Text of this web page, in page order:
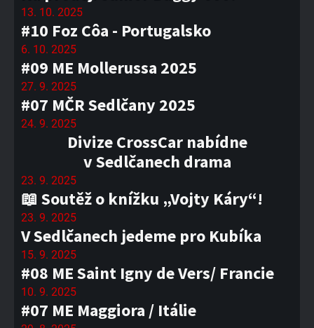
13. 10. 2025
#10 Foz Côa - Portugalsko
6. 10. 2025
#09 ME Mollerussa 2025
27. 9. 2025
#07 MČR Sedlčany 2025
24. 9. 2025
Divize CrossCar nabídne
v Sedlčanech drama
23. 9. 2025
📖 Soutěž o knížku „Vojty Káry“!
23. 9. 2025
V Sedlčanech jedeme pro Kubíka
15. 9. 2025
#08 ME Saint Igny de Vers/ Francie
10. 9. 2025
#07 ME Maggiora / Itálie